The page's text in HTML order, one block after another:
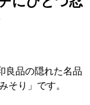
良品の隠れた名品
そり」です。